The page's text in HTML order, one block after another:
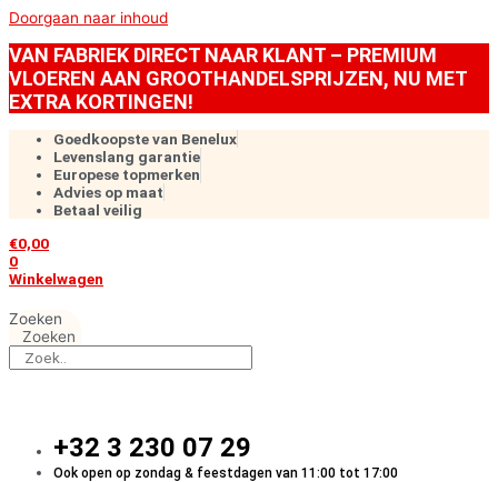
Doorgaan naar inhoud
VAN FABRIEK DIRECT NAAR KLANT – PREMIUM
VLOEREN AAN GROOTHANDELSPRIJZEN, NU MET
EXTRA KORTINGEN!
Goedkoopste van Benelux
Levenslang garantie
Europese topmerken
Advies op maat
Betaal veilig
€0,00
0
Winkelwagen
Zoeken
Zoeken
+32 3 230 07 29
Ook open op zondag & feestdagen van 11:00 tot 17:00